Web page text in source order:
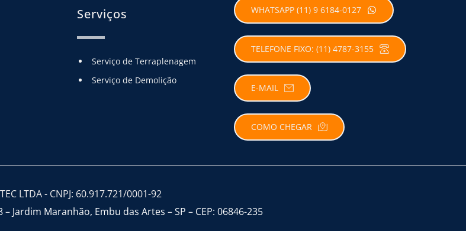
Serviços
Serviço de Terraplenagem
Serviço de Demolição
WHATSAPP (11) 9 6184-0127
TELEFONE FIXO: (11) 4787-3155
E-MAIL
COMO CHEGAR
LTDA - CNPJ: 60.917.721/0001-92
Jardim Maranhão, Embu das Artes – SP – CEP: 06846-235